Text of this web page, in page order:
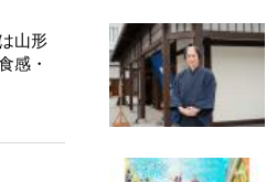
山形
感・